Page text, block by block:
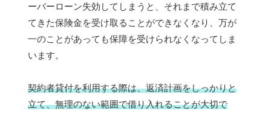
ーバーローン失効してしまうと、それまで積み立て
てきた保険金を受け取ることができなくなり、万が
一のことがあっても保障を受けられなくなってしま
います。
契約者貸付を利用する際は、返済計画をしっかりと
立て、無理のない範囲で借り入れることが大切で